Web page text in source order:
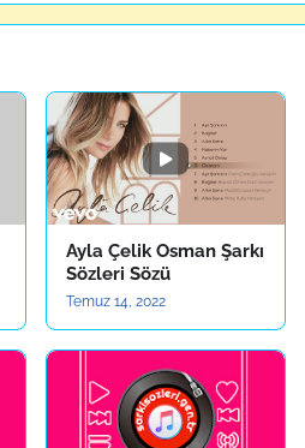
Ayla Çelik Osman Şarkı
Sözleri Sözü
Temuz 14, 2022